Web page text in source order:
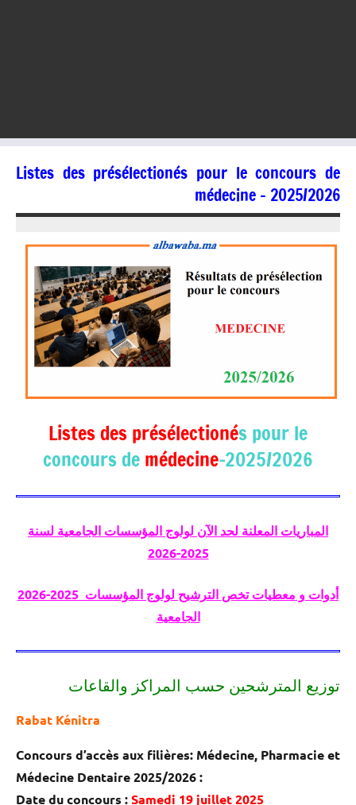
Listes des présélectionés pour le concours de
médecine – 2025/2026
Listes des présélectionés pour le
concours de médecine-2025/2026
المباريات المعلنة لحد الآن لولوج المؤسسات الجامعية لسنة
2025-2026
2026-2025 أدوات و معطيات تخص الترشيح لولوج المؤسسات
الجامعية
توزيع المترشحين حسب المراكز والقاعات
Rabat Kénitra
Concours d’accès aux filières: Médecine, Pharmacie et
Médecine Dentaire 2025/2026 :
Date du concours :Samedi 19 juillet 2025